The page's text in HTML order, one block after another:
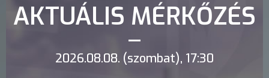
AKTUÁLIS MÉRKŐZÉS
2026.08.08. (szombat), 17:30